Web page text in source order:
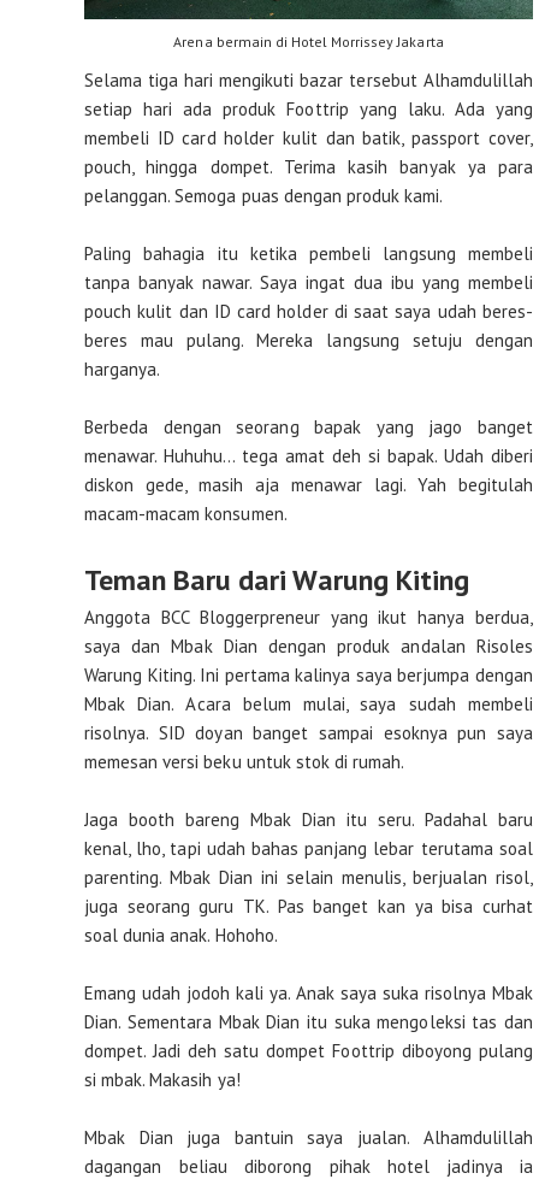
Arena bermain di Hotel Morrissey Jakarta
Selama tiga hari mengikuti bazar tersebut Alhamdulillah
setiap hari ada produk Foottrip yang laku. Ada yang
membeli ID card holder kulit dan batik, passport cover,
pouch, hingga dompet. Terima kasih banyak ya para
pelanggan. Semoga puas dengan produk kami.
Paling bahagia itu ketika pembeli langsung membeli
tanpa banyak nawar. Saya ingat dua ibu yang membeli
pouch kulit dan ID card holder di saat saya udah beres-
beres mau pulang. Mereka langsung setuju dengan
harganya.
Berbeda dengan seorang bapak yang jago banget
menawar. Huhuhu… tega amat deh si bapak. Udah diberi
diskon gede, masih aja menawar lagi. Yah begitulah
macam-macam konsumen.
Teman Baru dari Warung Kiting
Anggota BCC Bloggerpreneur yang ikut hanya berdua,
saya dan Mbak Dian dengan produk andalan Risoles
Warung Kiting. Ini pertama kalinya saya berjumpa dengan
Mbak Dian. Acara belum mulai, saya sudah membeli
risolnya. SID doyan banget sampai esoknya pun saya
memesan versi beku untuk stok di rumah.
Jaga booth bareng Mbak Dian itu seru. Padahal baru
kenal, lho, tapi udah bahas panjang lebar terutama soal
parenting. Mbak Dian ini selain menulis, berjualan risol,
juga seorang guru TK. Pas banget kan ya bisa curhat
soal dunia anak. Hohoho.
Emang udah jodoh kali ya. Anak saya suka risolnya Mbak
Dian. Sementara Mbak Dian itu suka mengoleksi tas dan
dompet. Jadi deh satu dompet Foottrip diboyong pulang
si mbak. Makasih ya!
Mbak Dian juga bantuin saya jualan. Alhamdulillah
dagangan beliau diborong pihak hotel jadinya ia